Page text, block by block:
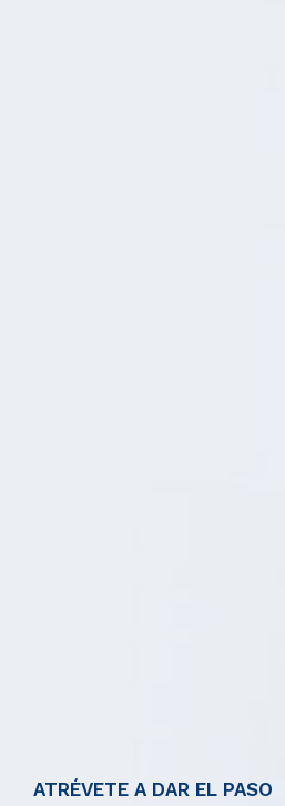
ATRÉVETE A DAR EL PASO